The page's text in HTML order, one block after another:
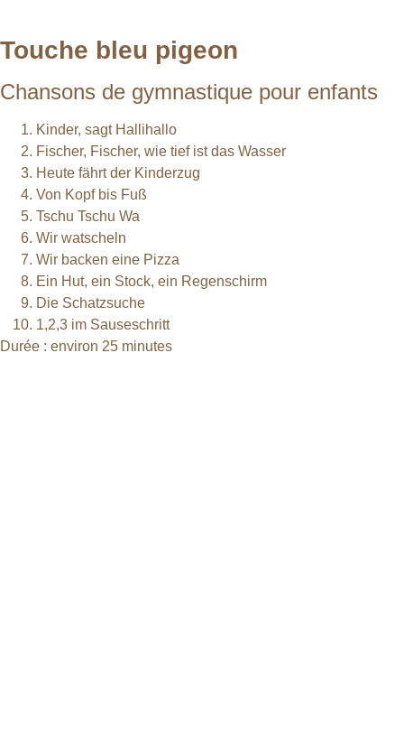
Touche bleu pigeon
Chansons de gymnastique pour enfants
Kinder, sagt Hallihallo
Fischer, Fischer, wie tief ist das Wasser
Heute fährt der Kinderzug
Von Kopf bis Fuß
Tschu Tschu Wa
Wir watscheln
Wir backen eine Pizza
Ein Hut, ein Stock, ein Regenschirm
Die Schatzsuche
1,2,3 im Sauseschritt
Durée : environ 25 minutes